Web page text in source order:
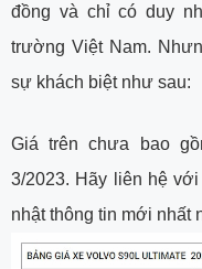
đồng và chỉ có duy
trường Việt Nam.
sự khách biệt như sau:
Giá trên chưa bao
3/2023. Hãy liên hệ
nhật thông tin mới nhất